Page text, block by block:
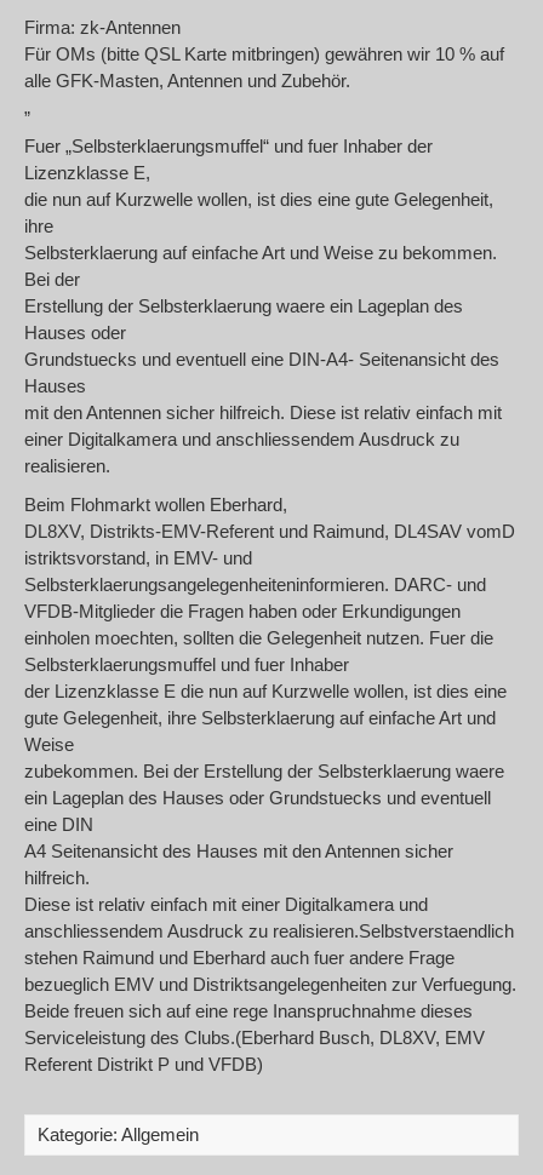
Firma: zk-Antennen
Für OMs (bitte QSL Karte mitbringen) gewähren wir 10 % auf
alle GFK-Masten, Antennen und Zubehör.
„
Fuer „Selbsterklaerungsmuffel“ und fuer Inhaber der
Lizenzklasse E,
die nun auf Kurzwelle wollen, ist dies eine gute Gelegenheit,
ihre
Selbsterklaerung auf einfache Art und Weise zu bekommen.
Bei der
Erstellung der Selbsterklaerung waere ein Lageplan des
Hauses oder
Grundstuecks und eventuell eine DIN-A4- Seitenansicht des
Hauses
mit den Antennen sicher hilfreich. Diese ist relativ einfach mit
einer Digitalkamera und anschliessendem Ausdruck zu
realisieren.
Beim Flohmarkt wollen Eberhard,
DL8XV, Distrikts-EMV-Referent und Raimund, DL4SAV vomD
istriktsvorstand, in EMV- und
Selbsterklaerungsangelegenheiteninformieren. DARC- und
VFDB-Mitglieder die Fragen haben oder Erkundigungen
einholen moechten, sollten die Gelegenheit nutzen. Fuer die
Selbsterklaerungsmuffel und fuer Inhaber
der Lizenzklasse E die nun auf Kurzwelle wollen, ist dies eine
gute Gelegenheit, ihre Selbsterklaerung auf einfache Art und
Weise
zubekommen. Bei der Erstellung der Selbsterklaerung waere
ein Lageplan des Hauses oder Grundstuecks und eventuell
eine DIN
A4 Seitenansicht des Hauses mit den Antennen sicher
hilfreich.
Diese ist relativ einfach mit einer Digitalkamera und
anschliessendem Ausdruck zu realisieren.Selbstverstaendlich
stehen Raimund und Eberhard auch fuer andere Frage
bezueglich EMV und Distriktsangelegenheiten zur Verfuegung.
Beide freuen sich auf eine rege Inanspruchnahme dieses
Serviceleistung des Clubs.(Eberhard Busch, DL8XV, EMV
Referent Distrikt P und VFDB)
Kategorie: Allgemein